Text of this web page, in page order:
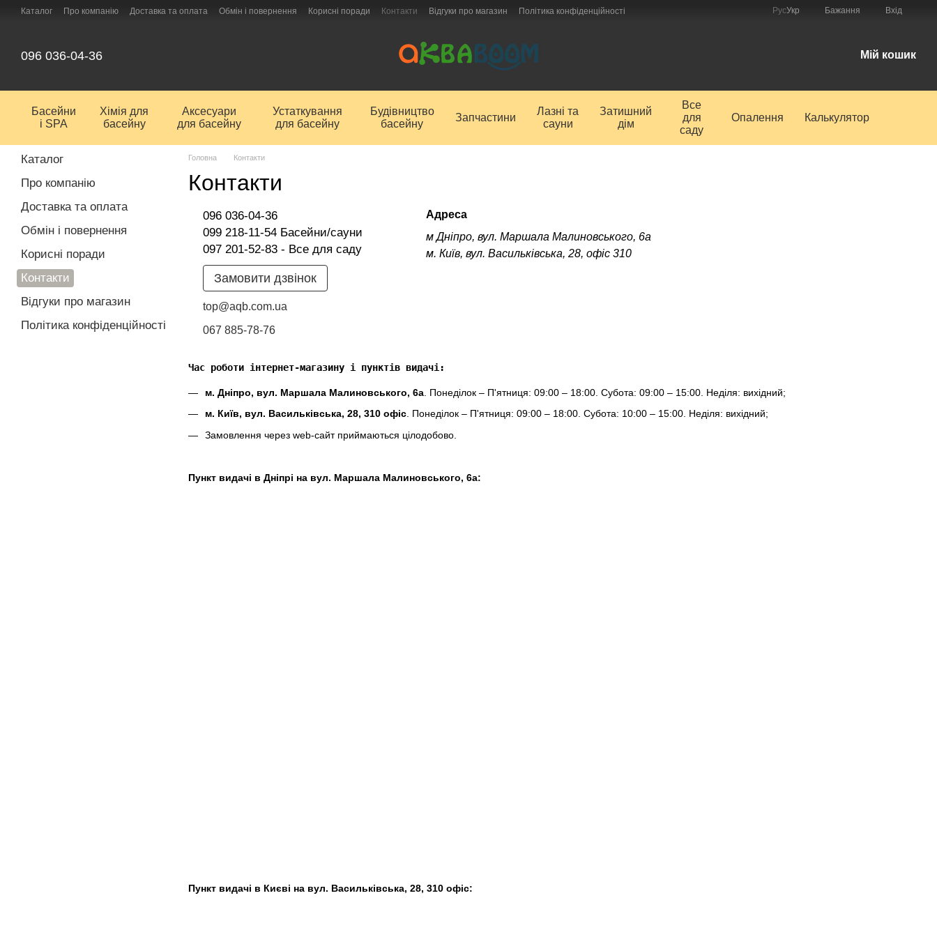
Перейти до основного контенту
Каталог Про компанію Доставка та оплата Обмін і повернення Корисні поради Контакти Відгуки про магазин Політика конфіденційності РусУкр Бажання Вхід
096 036-04-36 Мій кошик
Басейни
і SPA
Хімія для
басейну
Аксесуари
для басейну
Устаткування
для басейну
Будівництво
басейну
Запчастини
Лазні та
сауни
Затишний
дім
Все
для
саду
Опалення Калькулятор
Головна Контакти
Контакти
096 036-04-36
099 218-11-54 Басейни/сауни
097 201-52-83 - Все для саду
Замовити дзвінок
top@aqb.com.ua
067 885-78-76
Адреса
м Дніпро, вул. Маршала Малиновського, 6а
м. Київ, вул. Васильківська, 28, офіс 310
Час роботи інтернет-магазину і пунктів видачі:
м. Дніпро, вул. Маршала Малиновського, 6а . Понеділок – П'ятниця: 09:00 – 18:00. Субота: 09:00 – 15:00. Неділя: вихідний;
м. Київ, вул. Васильківська, 28, 310 офіс. Понеділок – П'ятниця: 09:00 – 18:00. Субота: 10:00 – 15:00. Неділя: вихідний;
Замовлення через web-сайт приймаються цілодобово.
Пункт видачі в Дніпрі на вул. Маршала Малиновського, 6а:
Пункт видачі в Києві на вул. Васильківська, 28, 310 офіс:
Каталог
Про компанію
Доставка та оплата
Обмін і повернення
Корисні поради
Контакти
Відгуки про магазин
Політика конфіденційності